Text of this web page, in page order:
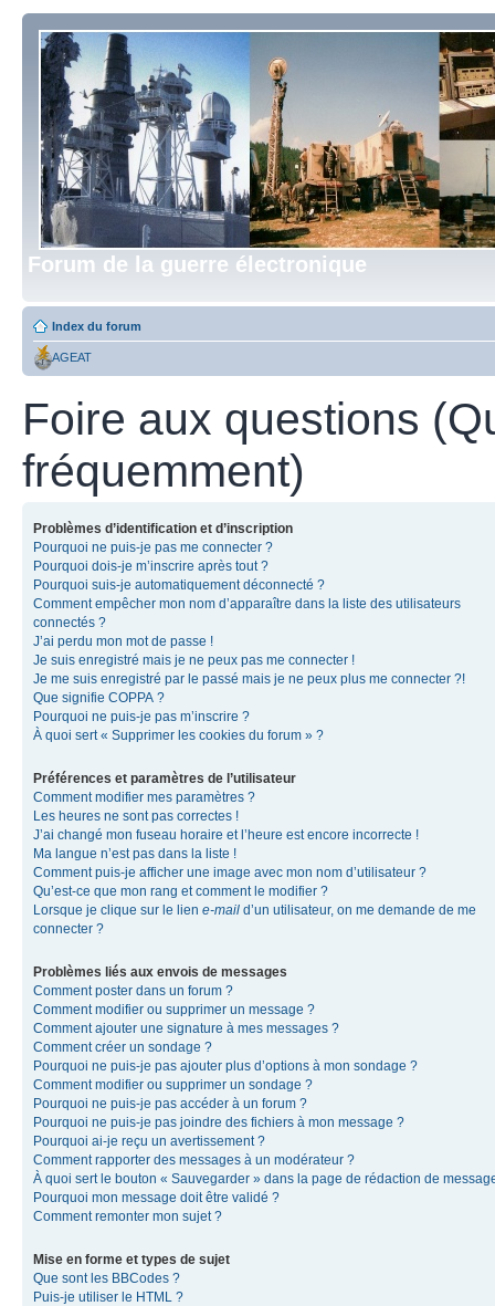
Forum de la guerre électronique
Index du forum
AGEAT
Foire aux questions
fréquemment)
Problèmes d’identification et d’inscription
Pourquoi ne puis-je pas me connecter ?
Pourquoi dois-je m’inscrire après tout ?
Pourquoi suis-je automatiquement déconnecté ?
Comment empêcher mon nom d’apparaître dans la liste des utilisateurs
connectés ?
J’ai perdu mon mot de passe !
Je suis enregistré mais je ne peux pas me connecter !
Je me suis enregistré par le passé mais je ne peux plus me connecter ?!
Que signifie COPPA ?
Pourquoi ne puis-je pas m’inscrire ?
À quoi sert « Supprimer les cookies du forum » ?
Préférences et paramètres de l’utilisateur
Comment modifier mes paramètres ?
Les heures ne sont pas correctes !
J’ai changé mon fuseau horaire et l’heure est encore incorrecte !
Ma langue n’est pas dans la liste !
Comment puis-je afficher une image avec mon nom d’utilisateur ?
Qu’est-ce que mon rang et comment le modifier ?
Lorsque je clique sur le lien e-mail d’un utilisateur, on me demande de me
connecter ?
Problèmes liés aux envois de messages
Comment poster dans un forum ?
Comment modifier ou supprimer un message ?
Comment ajouter une signature à mes messages ?
Comment créer un sondage ?
Pourquoi ne puis-je pas ajouter plus d’options à mon sondage ?
Comment modifier ou supprimer un sondage ?
Pourquoi ne puis-je pas accéder à un forum ?
Pourquoi ne puis-je pas joindre des fichiers à mon message ?
Pourquoi ai-je reçu un avertissement ?
Comment rapporter des messages à un modérateur ?
À quoi sert le bouton « Sauvegarder » dans la page de rédaction de
Pourquoi mon message doit être validé ?
Comment remonter mon sujet ?
Mise en forme et types de sujet
Que sont les BBCodes ?
Puis-je utiliser le HTML ?